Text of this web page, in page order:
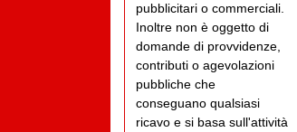
pubblicitari o commerciali.
Inoltre non è oggetto di
domande di provvidenze,
contributi o agevolazioni
pubbliche che
conseguano qualsiasi
ricavo e si basa sull'attività